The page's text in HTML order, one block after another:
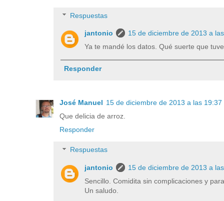
Respuestas
jantonio
15 de diciembre de 2013 a
Ya te mandé los datos. Qué suerte que
Responder
José Manuel 15 de diciembre de 2013 a las 19:37
Que delicia de arroz.
Responder
Respuestas
jantonio
15 de diciembre de 2013 a
Sencillo. Comidita sin complicaciones y
Un saludo.